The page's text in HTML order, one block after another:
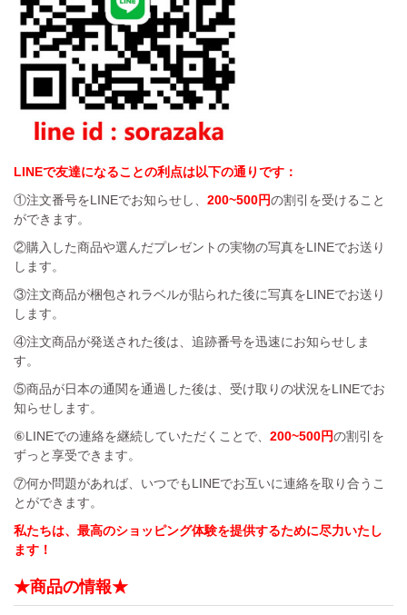
LINEで友達になることの利点は以下の通りです：
①注文番号をLINEでお知らせし、 200~500円の割引を受けること
ができます。
②購入した商品や選んだプレゼントの実物の写真をLINEでお送り
します。
③注文商品が梱包されラベルが貼られた後に写真をLINEでお送り
します。
④注文商品が発送された後は、追跡番号を迅速にお知らせしま
す。
⑤商品が日本の通関を通過した後は、受け取りの状況をLINEでお
知らせします。
⑥LINEでの連絡を継続していただくことで、 200~500円の割引を
ずっと享受できます。
⑦何か問題があれば、いつでもLINEでお互いに連絡を取り合うこ
とができます。
私たちは、最高のショッピング体験を提供するために尽力いたし
ます！
★商品の情報★